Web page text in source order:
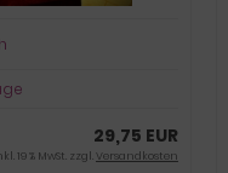
29,75 EUR
19 % MwSt. zzgl.Versandkosten